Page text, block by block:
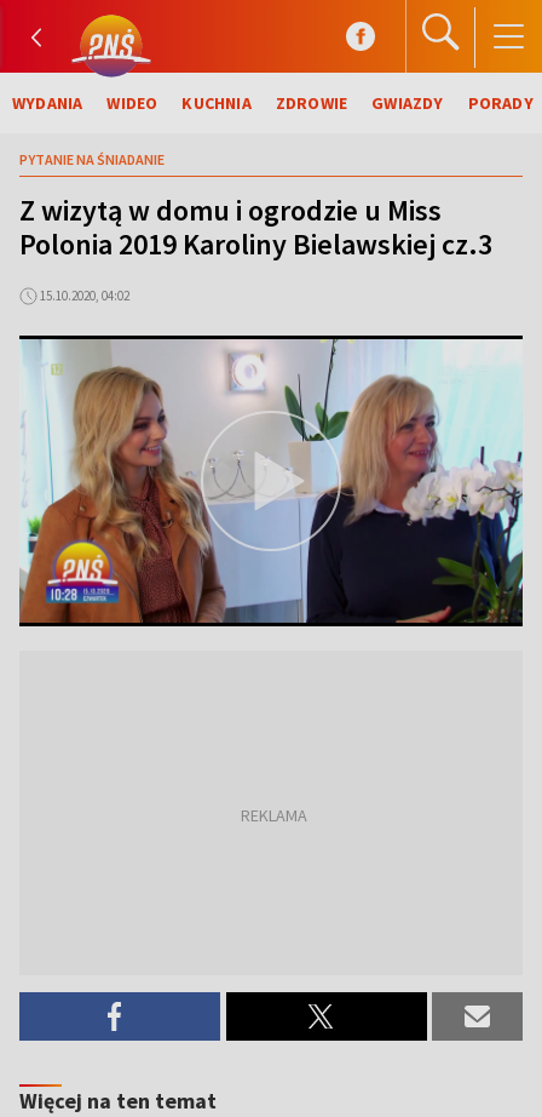
WYDANIA WIDEO KUCHNIA ZDROWIE GWIAZDY PORADY
PYTANIE NA ŚNIADANIE
Z wizytą w domu i ogrodzie u Miss
Polonia 2019 Karoliny Bielawskiej cz.3
15.10.2020, 04:02
Więcej na ten temat